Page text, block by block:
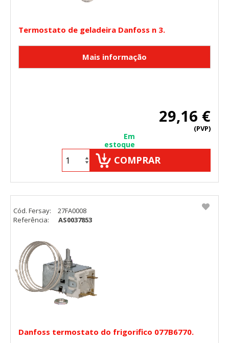
Termostato de geladeira Danfoss n 3.
29,16 €
(PVP)
Em
estoque
COMPRAR
Danfoss termostato do frigorifico 077B6770.
Cód. Fersay:
27FA0008
Referência:
AS0037853